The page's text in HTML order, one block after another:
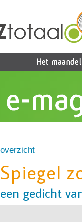
overzicht
Spiegel
een gedicht